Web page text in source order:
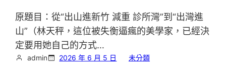
原題目：從“出山進新竹 減重 診所灣”到“出灣進
山”（林天秤，這位被失衡逼瘋的美學家，已經決
定要用她自己的方式…
admin 2026 年 6 月 5 日 未分類